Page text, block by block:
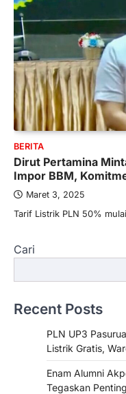
BERITA
Dirut Pertamina
Impor BBM,
Maret 3, 2025
Tarif Listrik PLN 50%
Cari
Recent Posts
PLN UP3
Listrik Gratis,
Enam Alumni
Tegaskan